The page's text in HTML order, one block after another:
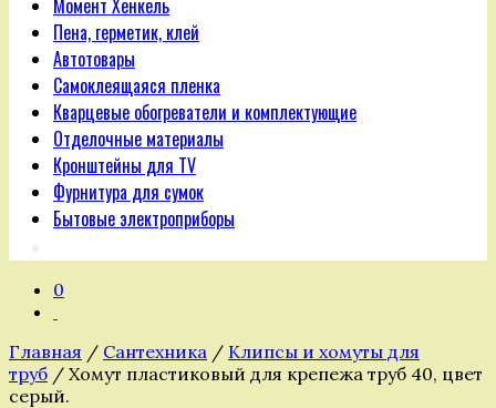
Момент Хенкель
Пена, герметик, клей
Автотовары
Самоклеящаяся пленка
Кварцевые обогреватели и комплектующие
Отделочные материалы
Кронштейны для TV
Фурнитура для сумок
Бытовые электроприборы
0
Главная / Сантехника / Клипсы и хомуты для
труб / Хомут пластиковый для крепежа труб 40, цвет
серый.